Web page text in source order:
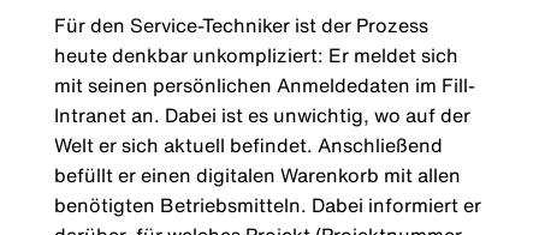
Für den Service-Techniker ist der Prozess
heute denkbar unkompliziert: Er meldet sich
mit seinen persönlichen Anmeldedaten im Fill-
Intranet an. Dabei ist es unwichtig, wo auf der
Welt er sich aktuell befindet. Anschließend
befüllt er einen digitalen Warenkorb mit allen
benötigten Betriebsmitteln. Dabei informiert er